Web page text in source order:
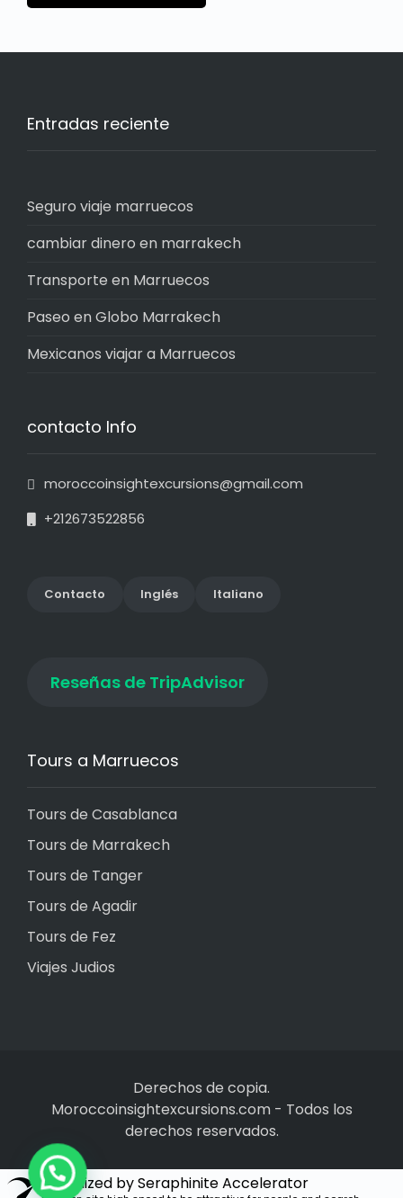
Entradas reciente
Seguro viaje marruecos
cambiar dinero en marrakech
Transporte en Marruecos
Paseo en Globo Marrakech
Mexicanos viajar a Marruecos
contacto Info
moroccoinsightexcursions@gmail.com
+212673522856
Contacto Inglés Italiano
Reseñas de TripAdvisor
Tours a Marruecos
Tours de Casablanca
Tours de Marrakech
Tours de Tanger
Tours de Agadir
Tours de Fez
Viajes Judios
Derechos de copia.
Moroccoinsightexcursions.com- Todos los
derechos reservados.
Optimized by Seraphinite Accelerator